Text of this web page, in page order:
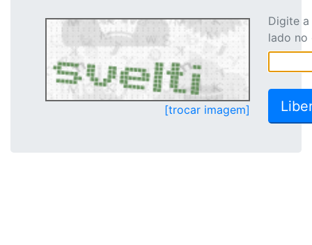
[trocar imagem]
Digite
lado no